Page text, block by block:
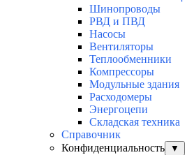
Шинопроводы
РВД и ПВД
Насосы
Вентиляторы
Теплообменники
Компрессоры
Модульные здания
Расходомеры
Энергоцепи
Складская техника
Справочник
Конфиденциальность
▼